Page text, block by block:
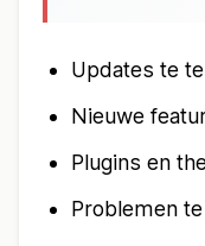
Updates te
Nieuwe
Plugins en
Problemen